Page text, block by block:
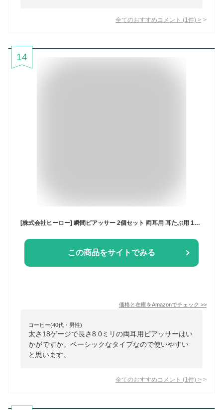
全てのおすすめコメント (1 件) >
14
[株式会社ヒーロー] 瞬間ピアッサー 2個セット 両耳用 耳たぶ用 18ゲージ K39x2 医療用ステンレス製 ファーストピアス 穴あけ (5:ブラックダイヤモンドx2個)
この商品をサイトでみる
価格と在庫をAmazonでチェック >>
コーヒー(40代・男性)
太さ18ゲージで長さ8.0ミリの両耳用ピアッサーはい
かがですか。ベーシックなタイプなので使いやすい
と思います。
全てのおすすめコメント (1 件) >